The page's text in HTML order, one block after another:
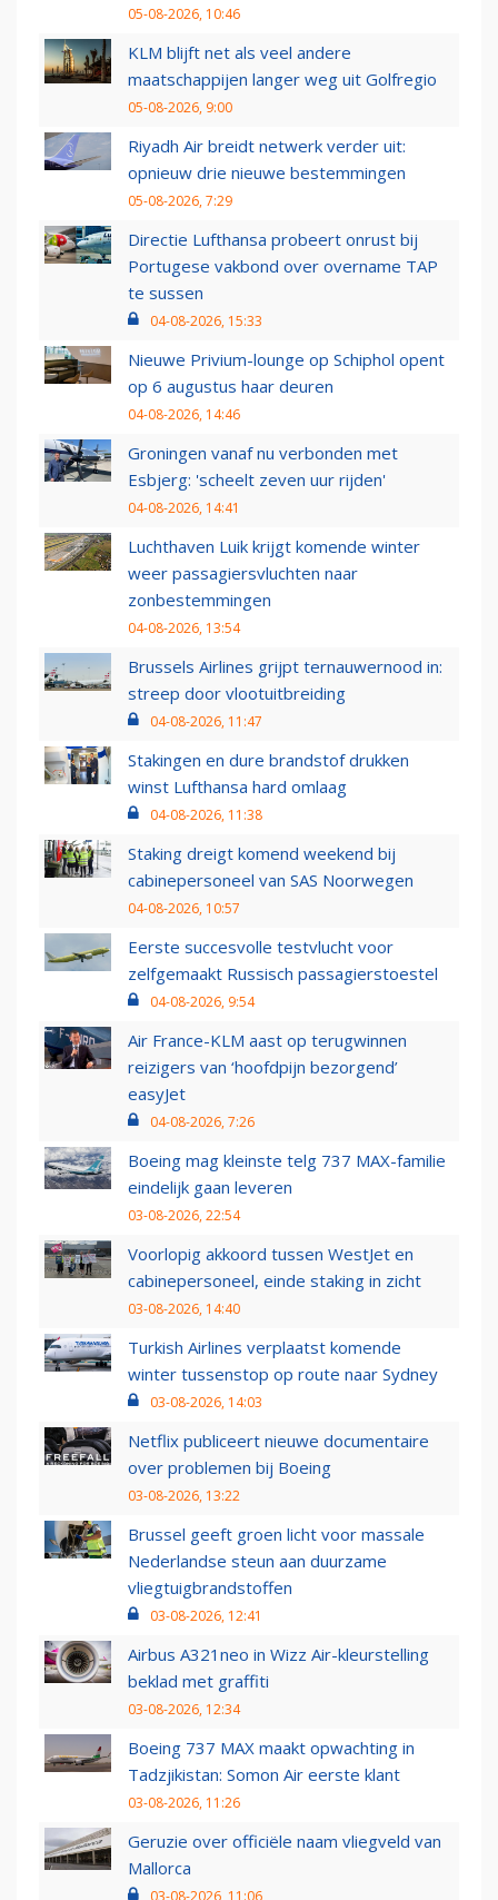
05-08-2026, 10:46
KLM blijft net als veel andere
maatschappijen langer weg uit Golfregio
05-08-2026, 9:00
Riyadh Air breidt netwerk verder uit:
opnieuw drie nieuwe bestemmingen
05-08-2026, 7:29
Directie Lufthansa probeert onrust bij
Portugese vakbond over overname TAP
te sussen
04-08-2026, 15:33
Nieuwe Privium-lounge op Schiphol opent
op 6 augustus haar deuren
04-08-2026, 14:46
Groningen vanaf nu verbonden met
Esbjerg: 'scheelt zeven uur rijden'
04-08-2026, 14:41
Luchthaven Luik krijgt komende winter
weer passagiersvluchten naar
zonbestemmingen
04-08-2026, 13:54
Brussels Airlines grijpt ternauwernood in:
streep door vlootuitbreiding
04-08-2026, 11:47
Stakingen en dure brandstof drukken
winst Lufthansa hard omlaag
04-08-2026, 11:38
Staking dreigt komend weekend bij
cabinepersoneel van SAS Noorwegen
04-08-2026, 10:57
Eerste succesvolle testvlucht voor
zelfgemaakt Russisch passagierstoestel
04-08-2026, 9:54
Air France-KLM aast op terugwinnen
reizigers van ‘hoofdpijn bezorgend’
easyJet
04-08-2026, 7:26
Boeing mag kleinste telg 737 MAX-familie
eindelijk gaan leveren
03-08-2026, 22:54
Voorlopig akkoord tussen WestJet en
cabinepersoneel, einde staking in zicht
03-08-2026, 14:40
Turkish Airlines verplaatst komende
winter tussenstop op route naar Sydney
03-08-2026, 14:03
Netflix publiceert nieuwe documentaire
over problemen bij Boeing
03-08-2026, 13:22
Brussel geeft groen licht voor massale
Nederlandse steun aan duurzame
vliegtuigbrandstoffen
03-08-2026, 12:41
Airbus A321neo in Wizz Air-kleurstelling
beklad met graffiti
03-08-2026, 12:34
Boeing 737 MAX maakt opwachting in
Tadzjikistan: Somon Air eerste klant
03-08-2026, 11:26
Geruzie over officiële naam vliegveld van
Mallorca
03-08-2026, 11:06